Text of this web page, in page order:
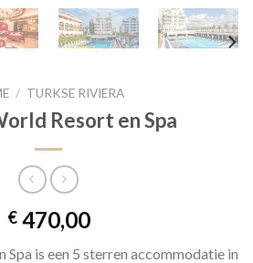
/ TURKSE RIVIERA
Resort en Spa
€470,00
Spa is een 5 sterren accommodatie in